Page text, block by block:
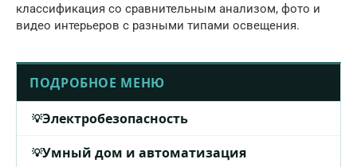
классификация со сравнительным анализом, фото и
видео интерьеров с разными типами освещения.
ПОДРОБНОЕ МЕНЮ
Электробезопасность
Умный дом и автоматизация